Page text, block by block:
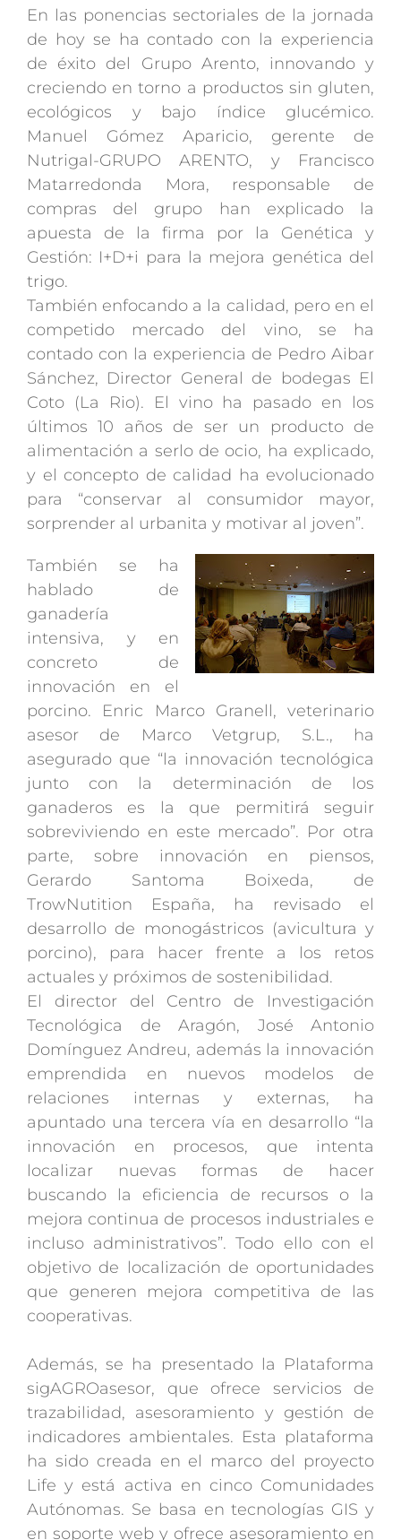
En las ponencias sectoriales de la jornada
de hoy se ha contado con la experiencia
de éxito del Grupo Arento, innovando y
creciendo en torno a productos sin gluten,
ecológicos y bajo índice glucémico.
Manuel Gómez Aparicio, gerente de
Nutrigal-GRUPO ARENTO, y Francisco
Matarredonda Mora, responsable de
compras del grupo han explicado la
apuesta de la firma por la Genética y
Gestión: I+D+i para la mejora genética del
trigo.
También enfocando a la calidad, pero en el
competido mercado del vino, se ha
contado con la experiencia de Pedro Aibar
Sánchez, Director General de bodegas El
Coto (La Rio). El vino ha pasado en los
últimos 10 años de ser un producto de
alimentación a serlo de ocio, ha explicado,
y el concepto de calidad ha evolucionado
para “conservar al consumidor mayor,
sorprender al urbanita y motivar al joven”.
También se ha
hablado de
ganadería
intensiva, y en
concreto de
innovación en el
porcino. Enric Marco Granell, veterinario
asesor de Marco Vetgrup, S.L., ha
asegurado que “la innovación tecnológica
junto con la determinación de los
ganaderos es la que permitirá seguir
sobreviviendo en este mercado”. Por otra
parte, sobre innovación en piensos,
Gerardo Santoma Boixeda, de
TrowNutition España, ha revisado el
desarrollo de monogástricos (avicultura y
porcino), para hacer frente a los retos
actuales y próximos de sostenibilidad.
El director del Centro de Investigación
Tecnológica de Aragón, José Antonio
Domínguez Andreu, además la innovación
emprendida en nuevos modelos de
relaciones internas y externas, ha
apuntado una tercera vía en desarrollo “la
innovación en procesos, que intenta
localizar nuevas formas de hacer
buscando la eficiencia de recursos o la
mejora continua de procesos industriales e
incluso administrativos”. Todo ello con el
objetivo de localización de oportunidades
que generen mejora competitiva de las
cooperativas.
Además, se ha presentado la Plataforma
sigAGROasesor, que ofrece servicios de
trazabilidad, asesoramiento y gestión de
indicadores ambientales. Esta plataforma
ha sido creada en el marco del proyecto
Life y está activa en cinco Comunidades
Autónomas. Se basa en tecnologías GIS y
en soporte web y ofrece asesoramiento en